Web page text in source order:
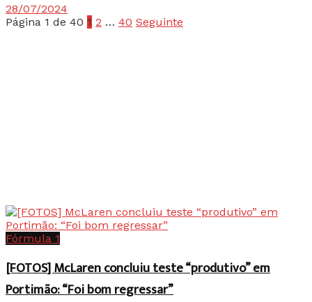
28/07/2024
Página 1 de 40 1 2 … 40 Seguinte
Fórmula 1
[FOTOS] McLaren concluiu teste “produtivo” em
Portimão: “Foi bom regressar”